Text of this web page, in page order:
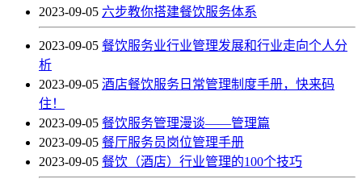
2023-09-05 六步教你搭建餐饮服务体系
2023-09-05 餐饮服务业行业管理发展和行业走向个人分
析
2023-09-05 酒店餐饮服务日常管理制度手册，快来码
住！
2023-09-05 餐饮服务管理漫谈——管理篇
2023-09-05 餐厅服务员岗位管理手册
2023-09-05 餐饮（酒店）行业管理的100个技巧